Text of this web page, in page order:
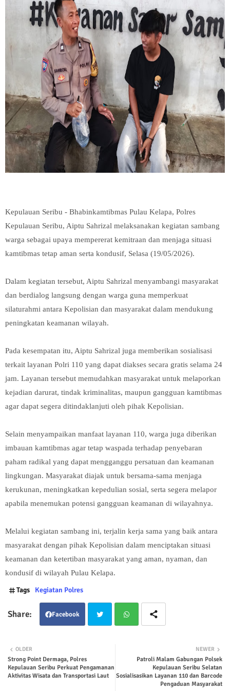
Kepulauan Seribu - Bhabinkamtibmas Pulau Kelapa, Polres
Kepulauan Seribu, Aiptu Sahrizal melaksanakan kegiatan sambang
warga sebagai upaya mempererat kemitraan dan menjaga situasi
kamtibmas tetap aman serta kondusif, Selasa (19/05/2026).
Dalam kegiatan tersebut, Aiptu Sahrizal menyambangi masyarakat
dan berdialog langsung dengan warga guna memperkuat
silaturahmi antara Kepolisian dan masyarakat dalam mendukung
peningkatan keamanan wilayah.
Pada kesempatan itu, Aiptu Sahrizal juga memberikan sosialisasi
terkait layanan Polri 110 yang dapat diakses secara gratis selama 24
jam. Layanan tersebut memudahkan masyarakat untuk melaporkan
kejadian darurat, tindak kriminalitas, maupun gangguan kamtibmas
agar dapat segera ditindaklanjuti oleh pihak Kepolisian.
Selain menyampaikan manfaat layanan 110, warga juga diberikan
imbauan kamtibmas agar tetap waspada terhadap penyebaran
paham radikal yang dapat mengganggu persatuan dan keamanan
lingkungan. Masyarakat diajak untuk bersama-sama menjaga
kerukunan, meningkatkan kepedulian sosial, serta segera melapor
apabila menemukan potensi gangguan keamanan di wilayahnya.
Melalui kegiatan sambang ini, terjalin kerja sama yang baik antara
masyarakat dengan pihak Kepolisian dalam menciptakan situasi
keamanan dan ketertiban masyarakat yang aman, nyaman, dan
kondusif di wilayah Pulau Kelapa.
Tags Kegiatan Polres
Facebook
NEWER
Patroli Malam Gabungan Polsek
Kepulauan Seribu Selatan
Sosialisasikan Layanan 110 dan Barcode
Pengaduan Masyarakat
OLDER
Strong Point Dermaga, Polres
Kepulauan Seribu Perkuat Pengamanan
Aktivitas Wisata dan Transportasi Laut